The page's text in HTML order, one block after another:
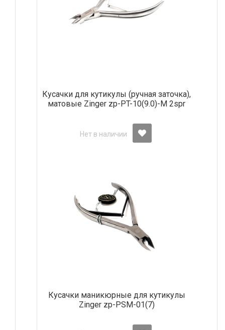
Кусачки для кутикулы (ручная заточка),
матовые Zinger zp-PT-10(9.0)-M 2spr
Нет в наличии
Кусачки маникюрные для кутикулы
Zinger zp-PSM-01(7)